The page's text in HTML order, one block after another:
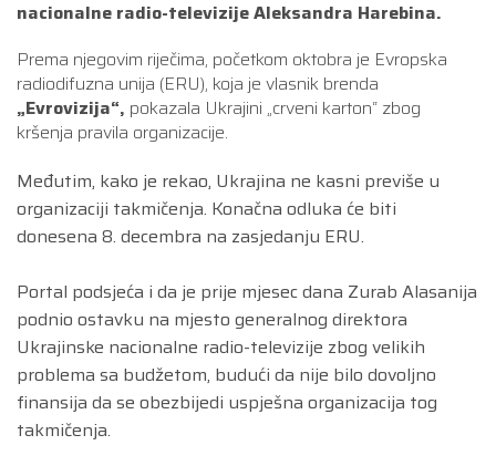
nacionalne radio-televizije Aleksandra Harebina.
Prema njegovim riječima, početkom oktobra je Evropska
radiodifuzna unija (ERU), koja je vlasnik brenda
„Evrovizija“, pokazala Ukrajini „crveni karton“ zbog
kršenja pravila organizacije.
Međutim, kako je rekao, Ukrajina ne kasni previše u
organizaciji takmičenja. Konačna odluka će biti
donesena 8. decembra na zasjedanju ERU.
Portal podsjeća i da je prije mjesec dana Zurab Alasanija
podnio ostavku na mjesto generalnog direktora
Ukrajinske nacionalne radio-televizije zbog velikih
problema sa budžetom, budući da nije bilo dovoljno
finansija da se obezbijedi uspješna organizacija tog
takmičenja.